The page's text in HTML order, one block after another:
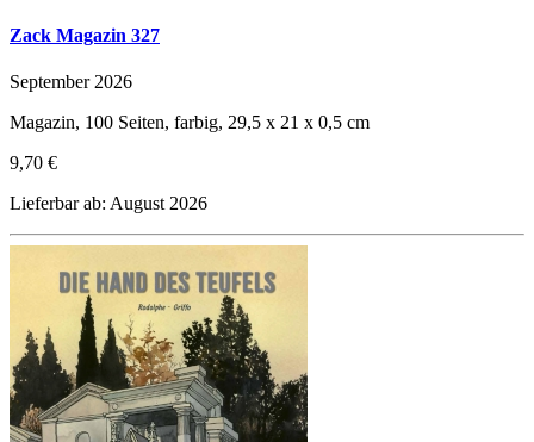
Zack Magazin 327
September 2026
Magazin, 100 Seiten, farbig, 29,5 x 21 x 0,5 cm
9,70 €
Lieferbar ab: August 2026